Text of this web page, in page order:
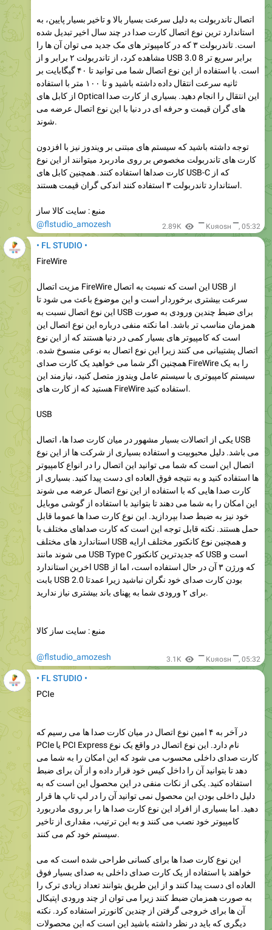
اتصال تاندربولت به دلیل سرعت بسیار بالا و تاخیر بسیار پایین، به
استاندارد ترین نوع اتصال کارت صدا در چند سال اخیر تبدیل شده
است. تاندربولت ۳ که در کامپیوتر های مک جدید می توان آن ها را
مشاهده کرد، از تاندربولت ۲ برابر و از USB 3.0 8 برابر سریع تر
است. با استفاده از این نوع اتصال شما می توانید تا ۴۰ گیگابایت بر
ثانیه سرعت انتقال داده داشته باشید و تا ۱۰۰ متر با استفاده
از کابل های Optical این انتقال را انجام دهید. بسیاری از کارت صدا
های گران قیمت و حرفه ای در دنیا با این نوع اتصال عرضه می
شوند.
توجه داشته باشید که سیستم های مبتنی بر ویندوز نیز با افزدون
کارت های تاندربولت مخصوص بر روی مادربرد میتوانند از این نوع
کارت صداها استفاده کنند. همچنین کابل های USB-C که از
استاندارد تاندربولت ۳ استفاده کنند اندکی گران قیمت هستند.
منبع : سایت کالا ساز
@flstudio_amozesh
2.89K ▔ Kυяosн ▔, 05:32
• FL STUDIO •
FireWire
مزیت اتصال FireWire این است که نسبت به اتصال USB از
سرعت بیشتری برخوردار است و این موضوع باعث می شود تا
این نوع اتصال نسبت به USB برای ضبط چندین ورودی به صورت
همزمان مناسب تر باشد. اما نکته منفی درباره این نوع اتصال این
است که کامپیوتر های بسیار کمی در دنیا هستند که از این نوع
اتصال پشتیبانی می کنند زیرا این نوع اتصال به نوعی منسوخ شده.
همچنین اگر شما می خواهید یک کارت صدای FireWire را به یک
سیستم کامپیوتری با سیستم عامل ویندوز متصل کنید، نیازمند این
هستید که از کارت های FireWire استفاده کنید.
USB
یکی از اتصالات بسیار مشهور در میان کارت صدا ها، اتصال USB
می باشد. دلیل محبوبیت و استفاده بسیاری از شرکت ها از این نوع
اتصال این است که شما می توانید این اتصال را در انواع کامپیوتر
ها استفاده کنید و به نتیجه فوق العاده ای دست پیدا کنید. بسیاری از
کارت صدا هایی که با استفاده از این نوع اتصال عرضه می شوند
این امکان را به شما می دهند تا بتوانید با استفاده از گوشی موبایل
خود نیز به ضبط صدا بپردازید. این نوع کارت صدا ها عموما قابل
حمل هستند. نکته قابل توجه این است که کارت صداهای مختلف با
استاندارد های مختلف USB و همچنین نوع کانکتور مختلف ارایه
می شوند مانند USB Type C که جدیدترین کانکتور USB است و
اخرین استاندارد USB که ورژن ۳ آن در حال استفاده است، اما از
بابت USB 2.0 بودن کارت صدای خود نگران نباشید زیرا عمدتا
برای ۲ ورودی شما به پهنای باند بیشتری نیاز ندارید.
منبع : سایت ساز کالا
@flstudio_amozesh 3.1K ▔ Kυяosн ▔, 05:32
• FL STUDIO •
PCIe
در آخر به ۴ امین نوع اتصال در میان کارت صدا ها می رسیم که
PCIe یا PCI Express نام دارد. این نوع اتصال در واقع یک نوع
کارت صدای داخلی محسوب می شود که این امکان را به شما می
دهد تا بتوانید آن را داخل کیس خود قرار داده و از آن برای ضبط
استفاده کنید. یکی از نکات منفی در این محصول این است که به
دلیل داخلی بودن این محصول نمی توانید آن را در لپ تاپ ها قرار
دهید. اما بسیاری از افراد این نوع کارت صدا ها را بر روی مادربورد
کامپیوتر خود نصب می کنند و به این ترتیب، مقداری از تاخیر
سیستم خود کم می کنند.
این نوع کارت صدا ها برای کسانی طراحی شده است که می
خواهند با استفاده از یک کارت صدای داخلی به صدای بسیار فوق
العاده ای دست پیدا کنند و از این طریق بتوانند تعداد زیادی ترک را
به صورت همزمان ضبط کنند زیرا می توان از چند ورودی اپتیکال
آن ها برای خروجی گرفتن از چندین کانورتر استفاده کرد. نکته
دیگری که باید در نظر داشته باشید این است که این محصولات